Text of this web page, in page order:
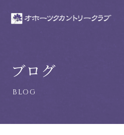
ブログ